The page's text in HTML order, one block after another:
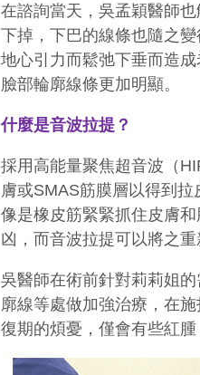
在諮詢當天，吳孟穎醫師
下掉，下巴的線條也隨之
地心引力而鬆弛下垂而造
臉部輪廓線條更加明顯。
什麼是音波拉提？
採用高能量聚焦超音波（
膚或SMAS筋膜層以得到拉
像是橡皮筋緊緊抓住皮膚
凶，而音波拉提可以將之重
吳醫師在術前針對莉莉姐
廓線等處做加強治療，在
復期的煩憂，僅會有些紅